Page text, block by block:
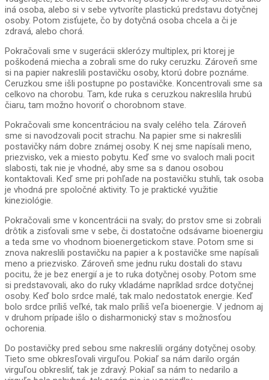
iná osoba, alebo si v sebe vytvoríte plastickú predstavu dotyčnej
osoby. Potom zisťujete, čo by dotyčná osoba chcela a či je
zdravá, alebo chorá.
Pokračovali sme v sugerácii sklerózy multiplex, pri ktorej je
poškodená miecha a zobrali sme do ruky ceruzku. Zároveň sme
si na papier nakreslili postavičku osoby, ktorú dobre poznáme.
Ceruzkou sme išli postupne po postavičke. Koncentrovali sme sa
celkovo na chorobu. Tam, kde ruka s ceruzkou nakreslila hrubú
čiaru, tam možno hovoriť o chorobnom stave.
Pokračovali sme koncentráciou na svaly celého tela. Zároveň
sme si navodzovali pocit strachu. Na papier sme si nakreslili
postavičky nám dobre známej osoby. K nej sme napísali meno,
priezvisko, vek a miesto pobytu. Keď sme vo svaloch mali pocit
slabosti, tak nie je vhodné, aby sme sa s danou osobou
kontaktovali. Keď sme pri pohľade na postavičku stuhli, tak osoba
je vhodná pre spoločné aktivity. To je praktické využitie
kineziológie.
Pokračovali sme v koncentrácii na svaly; do prstov sme si zobrali
drôtik a zisťovali sme v sebe, či dostatočne odsávame bioenergiu
a teda sme vo vhodnom bioenergetickom stave. Potom sme si
znova nakreslili postavičku na papier a k postavičke sme napísali
meno a priezvisko. Zároveň sme jednu ruku dostali do stavu
pocitu, že je bez energií a je to ruka dotyčnej osoby. Potom sme
si predstavovali, ako do ruky vkladáme napríklad srdce dotyčnej
osoby. Keď bolo srdce malé, tak malo nedostatok energie. Keď
bolo srdce príliš veľké, tak malo príliš veľa bioenergie. V jednom aj
v druhom prípade išlo o disharmonický stav s možnosťou
ochorenia.
Do postavičky pred sebou sme nakreslili orgány dotyčnej osoby.
Tieto sme obkresľovali virguľou. Pokiaľ sa nám darilo orgán
virguľou obkresliť, tak je zdravý. Pokiaľ sa nám to nedarilo a